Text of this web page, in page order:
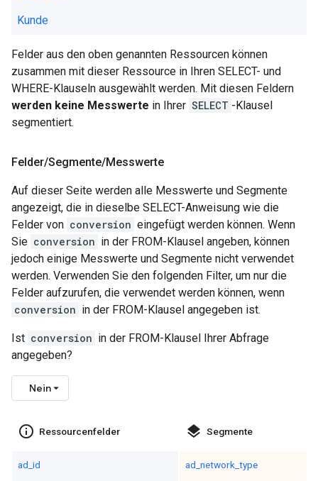
Kunde
Felder aus den oben genannten Ressourcen können
zusammen mit dieser Ressource in Ihren SELECT- und
WHERE-Klauseln ausgewählt werden. Mit diesen Feldern
werden keine Messwerte in Ihrer SELECT -Klausel
segmentiert.
Felder/Segmente/Messwerte
Auf dieser Seite werden alle Messwerte und Segmente
angezeigt, die in dieselbe SELECT-Anweisung wie die
Felder von conversion eingefügt werden können. Wenn
Sie conversion in der FROM-Klausel angeben, können
jedoch einige Messwerte und Segmente nicht verwendet
werden. Verwenden Sie den folgenden Filter, um nur die
Felder aufzurufen, die verwendet werden können, wenn
conversion in der FROM-Klausel angegeben ist.
Ist conversion in der FROM-Klausel Ihrer Abfrage
angegeben?
Nein
info_outline Ressourcenfelder
ad_id
layers Segmente
ad_network_type